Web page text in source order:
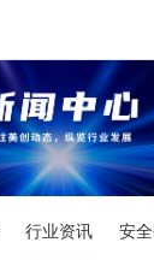
行业资讯 安